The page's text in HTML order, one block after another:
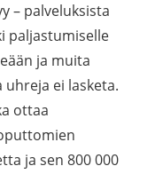
– palveluksista
paljastumiselle
ja muita
uhreja ei lasketa.
ottaa
ja sen 800 000